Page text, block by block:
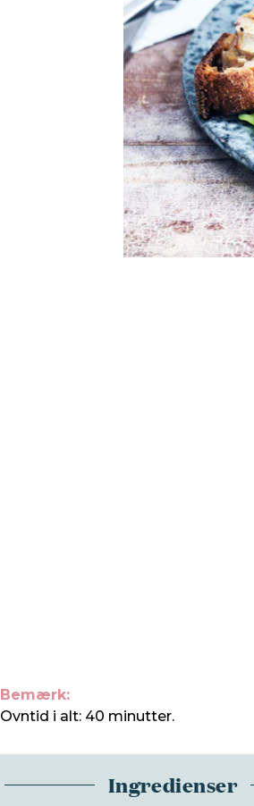
Bemærk:
Ovntid i alt: 40 minutter.
Ingredienser